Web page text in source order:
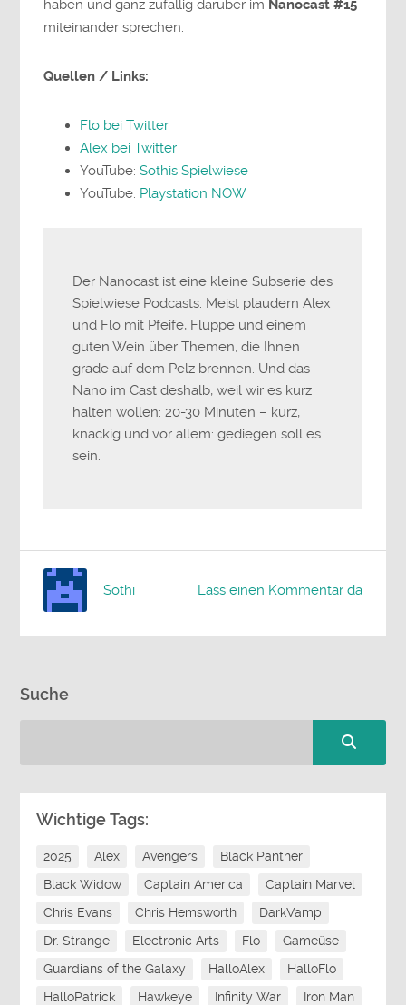
haben und ganz zufällig darüber im Nanocast #15
miteinander sprechen.
Quellen / Links:
Flo bei Twitter
Alex bei Twitter
YouTube:Sothis Spielwiese
YouTube: Playstation NOW
Der Nanocast ist eine kleine Subserie des
Spielwiese Podcasts. Meist plaudern Alex
und Flo mit Pfeife, Fluppe und einem
guten Wein über Themen, die Ihnen
grade auf dem Pelz brennen. Und das
Nano im Cast deshalb, weil wir es kurz
halten wollen: 20-30 Minuten – kurz,
knackig und vor allem: gediegen soll es
sein.
Lass einen Kommentar da
Sothi
Suche
Wichtige Tags:
2025 Alex Avengers
Black Panther
Black Widow
Captain America
Captain Marvel
Chris Evans
Chris Hemsworth
DarkVamp
Dr. Strange
Electronic Arts Flo
Gameüse
Guardians of the Galaxy
HalloAlex
HalloFlo
HalloPatrick
Hawkeye Infinity War
Iron Man